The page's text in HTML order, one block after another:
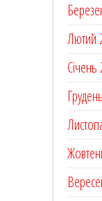
Лютий